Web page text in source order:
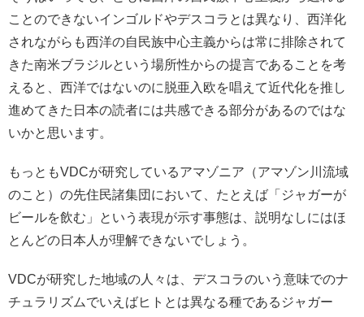
ことのできないインゴルドやデスコラとは異なり、西洋化
されながらも西洋の自民族中心主義からは常に排除されて
きた南米ブラジルという場所性からの提言であることを考
えると、西洋ではないのに脱亜入欧を唱えて近代化を推し
進めてきた日本の読者には共感できる部分があるのではな
いかと思います。
もっともVDCが研究しているアマゾニア（アマゾン川流域
のこと）の先住民諸集団において、たとえば「ジャガーが
ビールを飲む」という表現が示す事態は、説明なしにはほ
とんどの日本人が理解できないでしょう。
VDCが研究した地域の人々は、デスコラのいう意味でのナ
チュラリズムでいえばヒトとは異なる種であるジャガー